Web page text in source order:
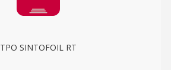
TPO SINTOFOIL RT